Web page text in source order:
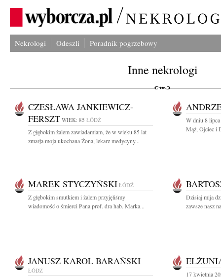
Nekrologi Odeszli Poradnik pogrzebowy
Inne nekrologi
CZESŁAWA JANKIEWICZ-
FERSZT WIEK: 85 ŁÓDŹ
Z głębokim żalem zawiadamiam, że w wieku 85 lat
zmarła moja ukochana Żona, lekarz medycyny...
W dniu 8 lipca
Mąż, Ojciec i
MAREK STYCZYŃSKI ŁÓDŹ
Z głębokim smutkiem i żalem przyjęliśmy
wiadomość o śmierci Pana prof. dra hab. Marka...
Dzisiaj mija
zawsze nasz
JANUSZ KAROL BARAŃSKI
ŁÓDŹ
17 kwietnia